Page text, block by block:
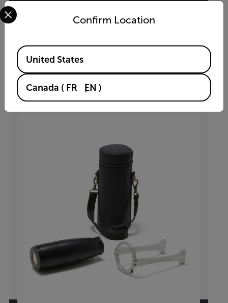
3x microscope, 3-5 µm, f/2.5 MWIR
VOIR LE PRODUIT
Confirm Location
Select your preferred country and language from the
Available Locations
United States
Canada ( FR EN )